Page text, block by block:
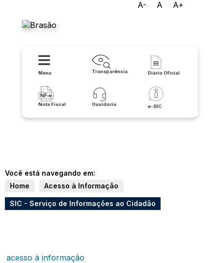
A- A A+
Menu Transparência Diário Oficial
Nota Fiscal Ouvidoria e-SIC
Você está navegando em:
Home
Acesso à Informação
SIC - Serviço de Informações ao Cidadão
acesso à informação